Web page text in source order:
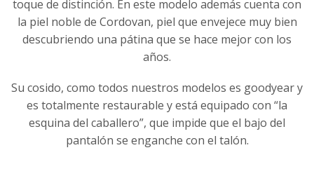
toque de distinción. En este modelo además cuenta con
la piel noble de Cordovan, piel que envejece muy bien
descubriendo una pátina que se hace mejor con los
años.
Su cosido, como todos nuestros modelos es goodyear y
es totalmente restaurable y está equipado con “la
esquina del caballero”, que impide que el bajo del
pantalón se enganche con el talón.